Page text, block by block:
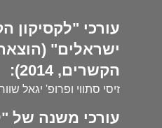
עורכי "לקסיקון
ישראלים"
הקשרים, 2014):
זיסי סתווי ופרופ' יגאל
עורכי משנה של